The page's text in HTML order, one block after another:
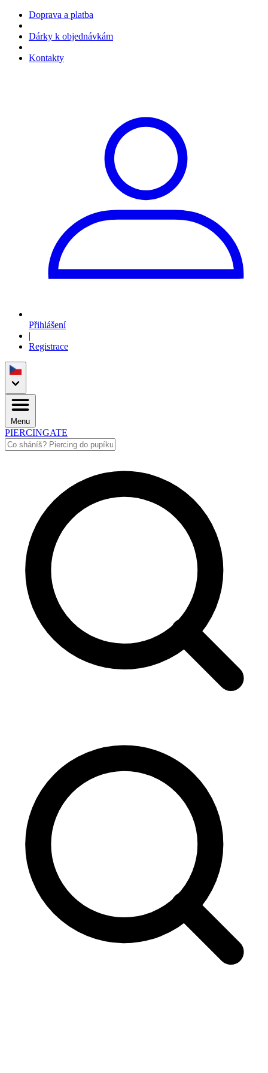
Doprava a platba
Dárky k objednávkám
Kontakty
Přihlášení
|
Registrace
Menu
PIERCINGATE